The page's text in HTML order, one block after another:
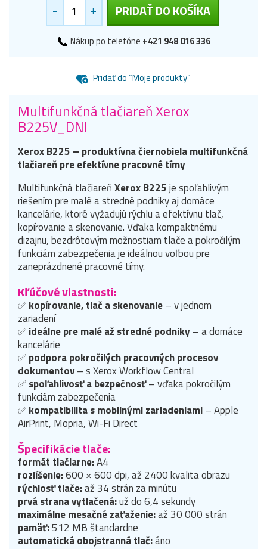
- + PRIDAŤ DO KOŠÍKA
Nákup po telefóne +421 948 016 336
Pridať do “Moje produkty”
Multifunkčná tlačiareň Xerox
B225V_DNI
Xerox B225 – produktívna čiernobiela multifunkčná
tlačiareň pre efektívne pracovné tímy
Multifunkčná tlačiareňXerox B225je spoľahlivým
riešením pre malé a stredné podniky aj domáce
kancelárie, ktoré vyžadujú rýchlu a efektívnu tlač,
kopírovanie a skenovanie. Vďaka kompaktnému
dizajnu, bezdrôtovým možnostiam tlače a pokročilým
funkciám zabezpečenia je ideálnou voľbou pre
zaneprázdnené pracovné tímy.
Kľúčové vlastnosti:
✅kopírovanie, tlač a skenovanie– v jednom
zariadení
✅ideálne pre malé až stredné podniky– a domáce
kancelárie
✅podpora pokročilých pracovných procesov
dokumentov– s Xerox Workflow Central
✅spoľahlivosť a bezpečnosť– vďaka pokročilým
funkciám zabezpečenia
✅kompatibilita s mobilnými zariadeniami– Apple
AirPrint, Mopria, Wi-Fi Direct
Špecifikácie tlače:
formát tlačiarne:A4
rozlíšenie:600 × 600 dpi, až 2400 kvalita obrazu
rýchlosť tlače:až 34 strán za minútu
prvá strana vytlačená:už do 6,4 sekundy
maximálne mesačné zaťaženie:až 30 000 strán
pamäť:512 MB štandardne
automatická obojstranná tlač:áno